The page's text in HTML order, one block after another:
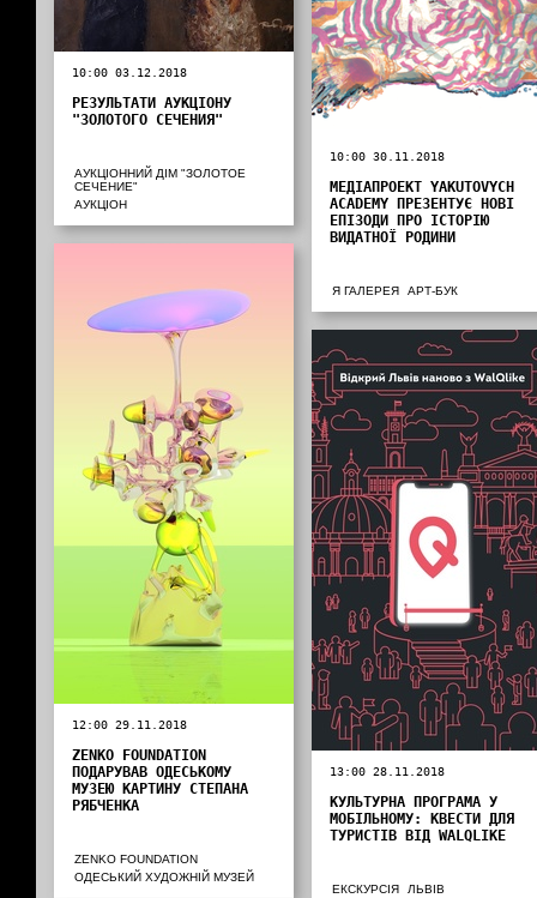
10:00 03.12.2018
РЕЗУЛЬТАТИ АУКЦІОНУ
"ЗОЛОТОГО СЕЧЕНИЯ"
АУКЦІОННИЙ ДІМ "ЗОЛОТОЕ
СЕЧЕНИЕ"
АУКЦІОН
10:00 30.11.2018
МЕДІАПРОЕКТ YAKUTOVYCH
ACADEMY ПРЕЗЕНТУЄ НОВІ
ЕПІЗОДИ ПРО ІСТОРІЮ
ВИДАТНОЇ РОДИНИ
Я ГАЛЕРЕЯ АРТ-БУК
12:00 29.11.2018
ZENKO FOUNDATION
ПОДАРУВАВ ОДЕСЬКОМУ
МУЗЕЮ КАРТИНУ СТЕПАНА
РЯБЧЕНКА
ZENKO FOUNDATION
ОДЕСЬКИЙ ХУДОЖНІЙ МУЗЕЙ
13:00 28.11.2018
КУЛЬТУРНА ПРОГРАМА У
МОБІЛЬНОМУ: КВЕСТИ ДЛЯ
ТУРИСТІВ ВІД WALQLIKE
ЕКСКУРСІЯ
ЛЬВІВ